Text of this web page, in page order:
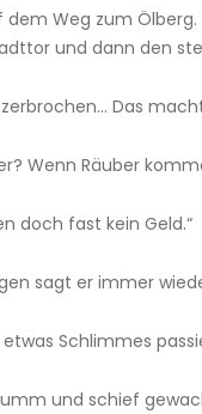
Weg zum
und dann den
Das
Wenn Räuber
doch fast kein Geld.“
sagt er immer
Schlimmes
und schief